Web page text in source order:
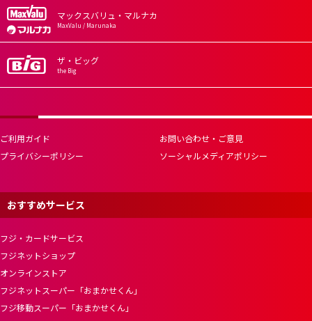
マックスバリュ・マルナカ
MaxValu / Marunaka
ザ・ビッグ
the Big
ご利用ガイド
お問い合わせ・ご意見
プライバシーポリシー
ソーシャルメディアポリシー
おすすめサービス
フジ・カードサービス
フジネットショップ
オンラインストア
フジネットスーパー「おまかせくん」
フジ移動スーパー「おまかせくん」